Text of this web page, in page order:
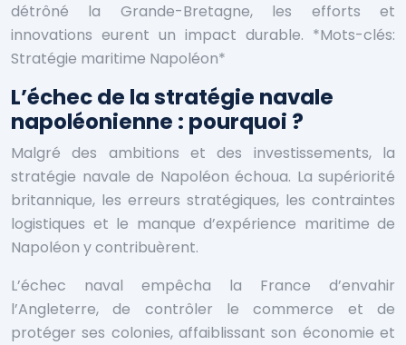
détrôné la Grande-Bretagne, les efforts et
innovations eurent un impact durable. *Mots-clés:
Stratégie maritime Napoléon*
L’échec de la stratégie navale
napoléonienne : pourquoi ?
Malgré des ambitions et des investissements, la
stratégie navale de Napoléon échoua. La supériorité
britannique, les erreurs stratégiques, les contraintes
logistiques et le manque d’expérience maritime de
Napoléon y contribuèrent.
L’échec naval empêcha la France d’envahir
l’Angleterre, de contrôler le commerce et de
protéger ses colonies, affaiblissant son économie et